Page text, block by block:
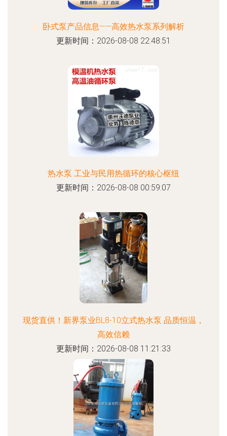
卧式泵产品信息——高效热水泵系列解析
更新时间：2026-08-08 22:48:51
热水泵 工业与民用热循环的核心枢纽
更新时间：2026-08-08 00:59:07
现货直供！新界泵业BL8-10立式热水泵 品质恒温，
高效信赖
更新时间：2026-08-08 11:21:33